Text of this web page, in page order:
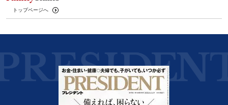
トップページへ